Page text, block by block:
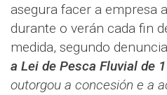
asegura facer a empresa
durante o verán cada fin
medida, segundo
a Lei de Pesca Fluvial de
outorgou a concesión e a